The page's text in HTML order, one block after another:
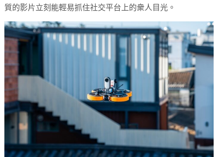
質的影片立刻能輕易抓住社交平台上的衆人目光。